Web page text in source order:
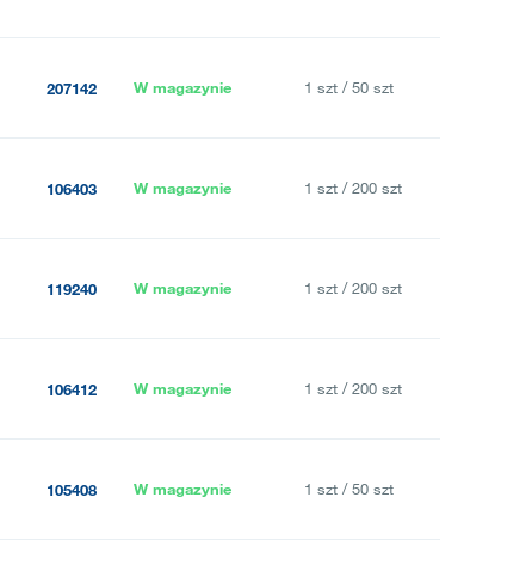
207142 W magazynie 1 szt / 50 szt
106403 W magazynie 1 szt / 200 szt
119240 W magazynie 1 szt / 200 szt
106412 W magazynie 1 szt / 200 szt
105408 W magazynie 1 szt / 50 szt